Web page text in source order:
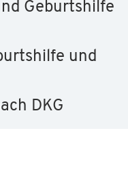
Geburtshilfe
und
DKG